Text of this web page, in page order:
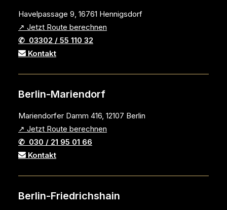
Havelpassage 9, 16761 Hennigsdorf
↗ Jetzt Route berechnen
✆ 03302 / 55 110 32
Kontakt
Berlin-Mariendorf
Mariendorfer Damm 416, 12107 Berlin
↗ Jetzt Route berechnen
✆ 030 / 21 95 01 66
Kontakt
Berlin-Friedrichshain